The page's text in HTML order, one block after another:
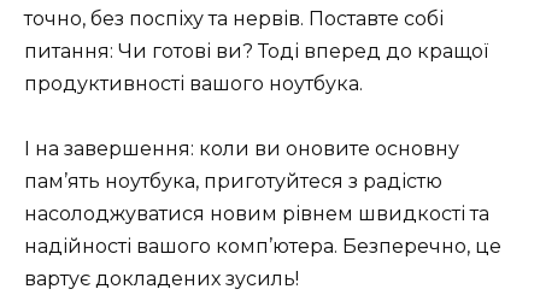
точно, без поспіху та нервів. Поставте собі
питання: Чи готові ви? Тоді вперед до кращої
продуктивності вашого ноутбука.
І на завершення: коли ви оновите основну
пам’ять ноутбука, приготуйтеся з радістю
насолоджуватися новим рівнем швидкості та
надійності вашого комп’ютера. Безперечно, це
вартує докладених зусиль!